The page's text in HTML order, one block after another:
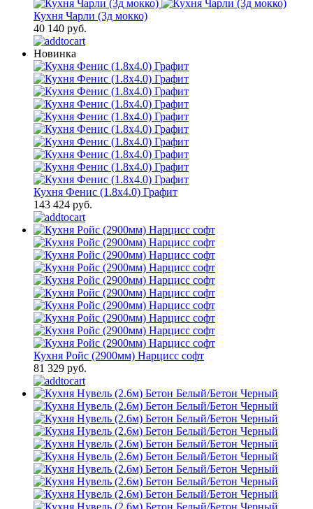
Кухня Чарли (3д мокко)
40 140 руб.
Новинка
Кухня Фенис (1.8х4.0) Графит
143 424 руб.
Кухня Ройс (2900мм) Нарцисс софт
81 329 руб.